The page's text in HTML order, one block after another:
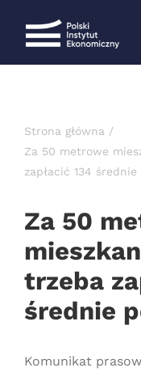
Strona główna
Za 50 metrowe
zapłacić 134
Za 50
trzeba
średnie
Komunikat